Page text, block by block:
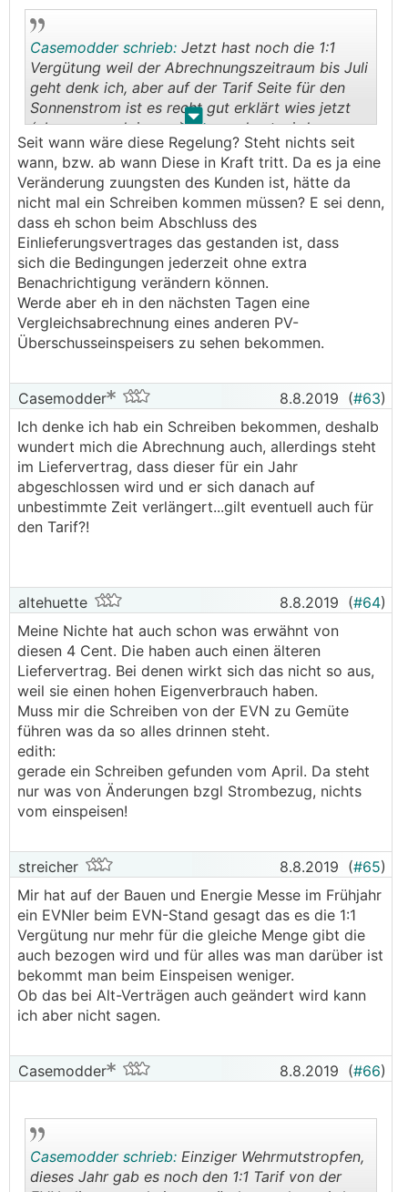
. .
Casemodder schrieb: Jetzt hast noch die 1:1
Vergütung weil der Abrechnungszeitraum bis Juli
geht denk ich, aber auf der Tarif Seite für den
Sonnenstrom ist es recht gut erklärt wies jetzt
(ab wann auch immer) abgerechnet wird.
Seit wann wäre diese Regelung? Steht nichts seit
wann, bzw. ab wann Diese in Kraft tritt. Da es ja eine
Veränderung zuungsten des Kunden ist, hätte da
nicht mal ein Schreiben kommen müssen? E sei denn,
dass eh schon beim Abschluss des
Einlieferungsvertrages das gestanden ist, dass
sich die Bedingungen jederzeit ohne extra
Benachrichtigung verändern können.
Werde aber eh in den nächsten Tagen eine
Vergleichsabrechnung eines anderen PV-
Überschusseinspeisers zu sehen bekommen.
Casemodder 8.8.2019 (#63)
Ich denke ich hab ein Schreiben bekommen, deshalb
wundert mich die Abrechnung auch, allerdings steht
im Liefervertrag, dass dieser für ein Jahr
abgeschlossen wird und er sich danach auf
unbestimmte Zeit verlängert...gilt eventuell auch für
den Tarif?!
altehuette 8.8.2019 (#64)
Meine Nichte hat auch schon was erwähnt von
diesen 4 Cent. Die haben auch einen älteren
Liefervertrag. Bei denen wirkt sich das nicht so aus,
weil sie einen hohen Eigenverbrauch haben.
Muss mir die Schreiben von der EVN zu Gemüte
führen was da so alles drinnen steht.
edith:
gerade ein Schreiben gefunden vom April. Da steht
nur was von Änderungen bzgl Strombezug, nichts
vom einspeisen!
streicher 8.8.2019 (#65)
Mir hat auf der Bauen und Energie Messe im Frühjahr
ein EVNler beim EVN-Stand gesagt das es die 1:1
Vergütung nur mehr für die gleiche Menge gibt die
auch bezogen wird und für alles was man darüber ist
bekommt man beim Einspeisen weniger.
Ob das bei Alt-Verträgen auch geändert wird kann
ich aber nicht sagen.
Casemodder 8.8.2019 (#66)
Casemodder schrieb: Einziger Wehrmutstropfen,
dieses Jahr gab es noch den 1:1 Tarif von der